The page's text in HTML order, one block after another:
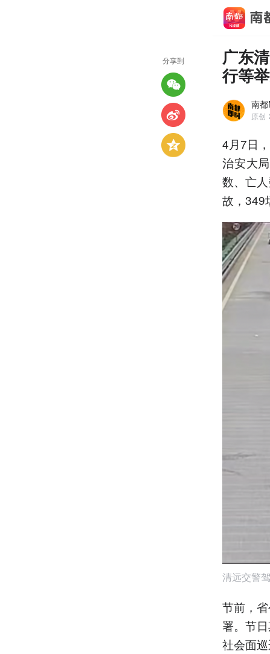
广东
行等
南都
原创
4月7日
治安大
数、亡
故，349
清远交警
节前，
署。节
社会面
分享到